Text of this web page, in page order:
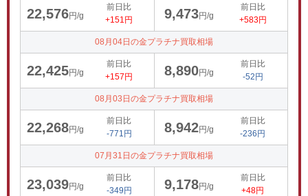
22,576円/g
前日比
+151円
9,473円/g
前日比
+583円
08月04日の金プラチナ買取相場
22,425円/g
前日比
+157円
8,890円/g
前日比
-52円
08月03日の金プラチナ買取相場
22,268円/g
前日比
-771円
8,942円/g
前日比
-236円
07月31日の金プラチナ買取相場
23,039円/g
前日比
-349円
9,178円/g
前日比
+48円